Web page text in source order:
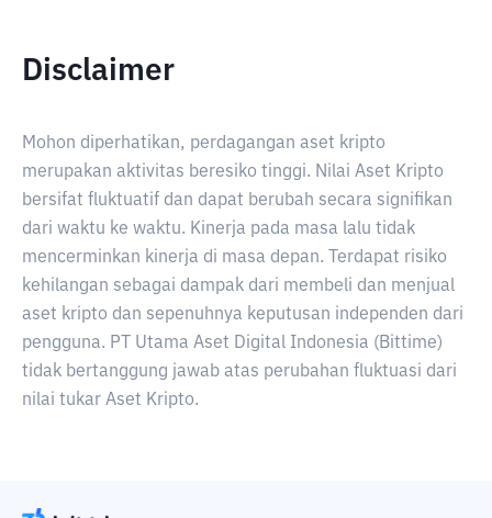
Disclaimer
Mohon diperhatikan, perdagangan aset kripto
merupakan aktivitas beresiko tinggi. Nilai Aset Kripto
bersifat fluktuatif dan dapat berubah secara signifikan
dari waktu ke waktu. Kinerja pada masa lalu tidak
mencerminkan kinerja di masa depan. Terdapat risiko
kehilangan sebagai dampak dari membeli dan menjual
aset kripto dan sepenuhnya keputusan independen dari
pengguna. PT Utama Aset Digital Indonesia (Bittime)
tidak bertanggung jawab atas perubahan fluktuasi dari
nilai tukar Aset Kripto.